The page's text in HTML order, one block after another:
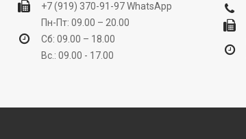
+7 (919) 370-91-97WhatsApp
Пн-Пт: 09.00 – 20.00
Сб: 09.00 – 18.00
Вс.: 09.00 - 17.00